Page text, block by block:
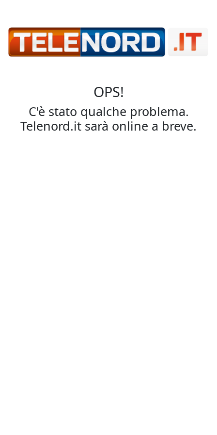
OPS!
C'è stato qualche problema.
Telenord.it sarà online a breve.